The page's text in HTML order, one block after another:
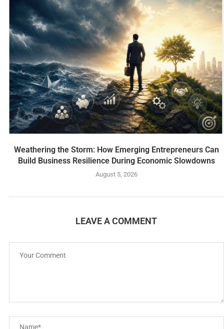
Weathering the Storm: How Emerging Entrepreneurs Can
Build Business Resilience During Economic Slowdowns
August 5, 2026
LEAVE A COMMENT